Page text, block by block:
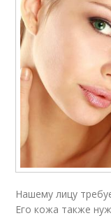
Нашему лицу
Его кожа также